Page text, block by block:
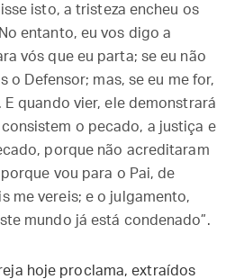
isto, a tristeza encheu os
entanto, eu vos digo a
vós que eu parta; se eu não
o Defensor; mas, se eu me for,
quando vier, ele demonstrará
o pecado, a justiça e
porque não acreditaram
vou para o Pai, de
me vereis; e o julgamento,
mundo já está condenado”.
hoje proclama, extraídos